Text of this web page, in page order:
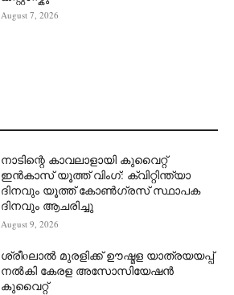
August 7, 2026
നാടിന്റെ കാവലാളായി കുവൈറ്റ്
ഇൻകാസ് യൂത്ത് വിംഗ്: ക്വിറ്റിന്ത്യാ
ദിനവും യൂത്ത് കോൺഗ്രസ് സ്ഥാപക
ദിനവും ആചരിച്ചു
August 9, 2026
ശ്രീoലാൽ മുരളിക്ക് ഊഷ്മള യാത്രയയപ്പ്
നൽകി കേരള അസോസിയേഷൻ
കുവൈറ്റ്